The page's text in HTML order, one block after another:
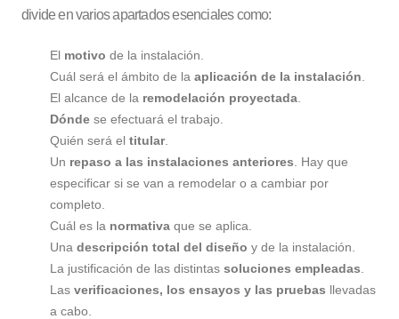
divide en varios apartados esenciales como:
El motivo de la instalación.
Cuál será el ámbito de la aplicación de la instalación
El alcance de la remodelación proyectada
Dónde se efectuará el trabajo.
Quién será el titular.
Un repaso a las instalaciones anteriores . Hay que
especificar si se van a remodelar o a cambiar por
completo.
Cuál es la normativa que se aplica.
Una descripción total del diseño y de la instalación.
La justificación de las distintas soluciones empleadas
Las verificaciones, los ensayos y las pruebas llevadas
a cabo.